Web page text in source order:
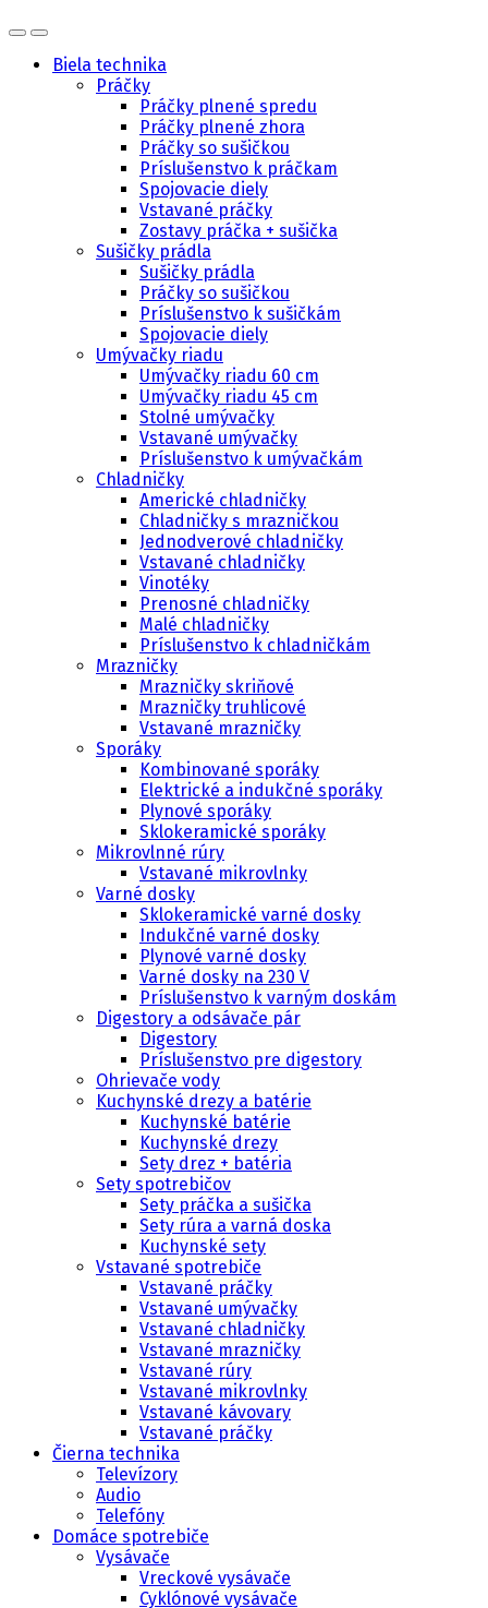
Biela technika
Práčky
Práčky plnené spredu
Práčky plnené zhora
Práčky so sušičkou
Príslušenstvo k práčkam
Spojovacie diely
Vstavané práčky
Zostavy práčka + sušička
Sušičky prádla
Sušičky prádla
Práčky so sušičkou
Príslušenstvo k sušičkám
Spojovacie diely
Umývačky riadu
Umývačky riadu 60 cm
Umývačky riadu 45 cm
Stolné umývačky
Vstavané umývačky
Príslušenstvo k umývačkám
Chladničky
Americké chladničky
Chladničky s mrazničkou
Jednodverové chladničky
Vstavané chladničky
Vinotéky
Prenosné chladničky
Malé chladničky
Príslušenstvo k chladničkám
Mrazničky
Mrazničky skriňové
Mrazničky truhlicové
Vstavané mrazničky
Sporáky
Kombinované sporáky
Elektrické a indukčné sporáky
Plynové sporáky
Sklokeramické sporáky
Mikrovlnné rúry
Vstavané mikrovlnky
Varné dosky
Sklokeramické varné dosky
Indukčné varné dosky
Plynové varné dosky
Varné dosky na 230 V
Príslušenstvo k varným doskám
Digestory a odsávače pár
Digestory
Príslušenstvo pre digestory
Ohrievače vody
Kuchynské drezy a batérie
Kuchynské batérie
Kuchynské drezy
Sety drez + batéria
Sety spotrebičov
Sety práčka a sušička
Sety rúra a varná doska
Kuchynské sety
Vstavané spotrebiče
Vstavané práčky
Vstavané umývačky
Vstavané chladničky
Vstavané mrazničky
Vstavané rúry
Vstavané mikrovlnky
Vstavané kávovary
Vstavané práčky
Čierna technika
Televízory
Audio
Telefóny
Domáce spotrebiče
Vysávače
Vreckové vysávače
Cyklónové vysávače